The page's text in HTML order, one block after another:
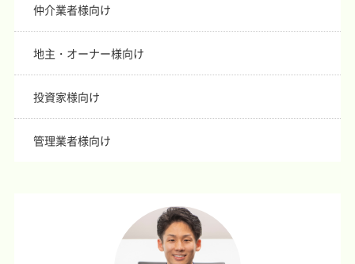
仲介業者様向け
地主・オーナー様向け
投資家様向け
管理業者様向け